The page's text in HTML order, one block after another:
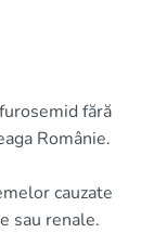
fără
Românie.
cauzate
sau renale.